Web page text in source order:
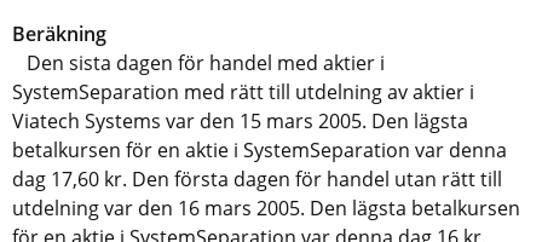
Beräkning
Den sista dagen för handel med aktier i
SystemSeparation med rätt till utdelning av aktier i
Viatech Systems var den 15 mars 2005. Den lägsta
betalkursen för en aktie i SystemSeparation var denna
dag 17,60 kr. Den första dagen för handel utan rätt till
utdelning var den 16 mars 2005. Den lägsta betalkursen